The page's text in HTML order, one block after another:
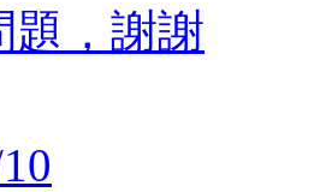
題，謝謝